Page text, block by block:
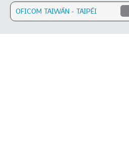
OFICOM TAIWÁN - TAIPÉI